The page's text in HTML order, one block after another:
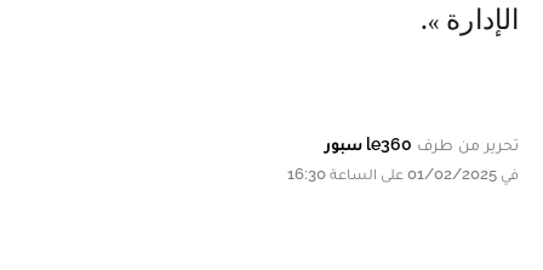
الإدارة ».
تحرير من طرف le360 سبور
في 01/02/2025 على الساعة 16:30